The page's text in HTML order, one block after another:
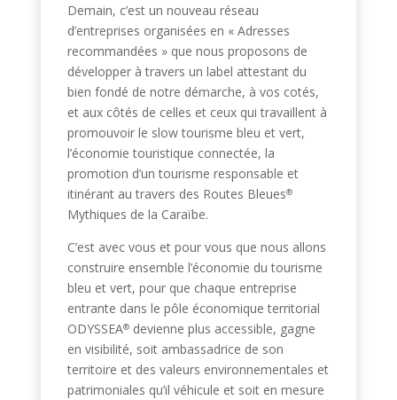
Demain, c’est un nouveau réseau
d’entreprises organisées en « Adresses
recommandées » que nous proposons de
développer à travers un label attestant du
bien fondé de notre démarche, à vos cotés,
et aux côtés de celles et ceux qui travaillent à
promouvoir le slow tourisme bleu et vert,
l’économie touristique connectée, la
promotion d’un tourisme responsable et
itinérant au travers des Routes Bleues®
Mythiques de la Caraïbe.
C’est avec vous et pour vous que nous allons
construire ensemble l’économie du tourisme
bleu et vert, pour que chaque entreprise
entrante dans le pôle économique territorial
ODYSSEA®devienne plus accessible, gagne
en visibilité, soit ambassadrice de son
territoire et des valeurs environnementales et
patrimoniales qu’il véhicule et soit en mesure